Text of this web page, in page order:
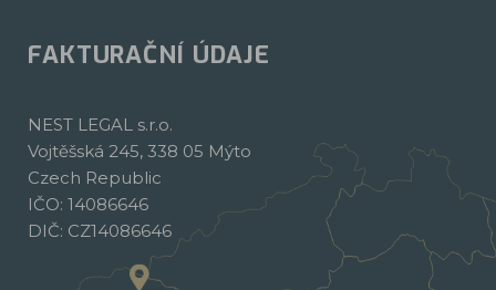
FAKTURAČNÍ ÚDAJE
NEST LEGAL s.r.o.
Vojtěšská 245, 338 05 Mýto
Czech Republic
IČO: 14086646
DIČ: CZ14086646